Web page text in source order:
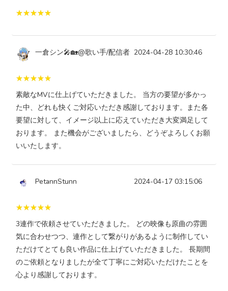
一倉シン🎤🏡@歌い手/配信者 2024-04-28 10:30:46
素敵なMVに仕上げていただきました。 当方の要望が多かっ
た中、どれも快くご対応いただき感謝しております。また各
要望に対して、イメージ以上に応えていただき大変満足して
おります。 また機会がございましたら、どうぞよろしくお願
いいたします。
PetannStunn 2024-04-17 03:15:06
3連作で依頼させていただきました。 どの映像も原曲の雰囲
気に合わせつつ、連作として繋がりがあるように制作してい
ただけてとても良い作品に仕上げていただきました。 長期間
のご依頼となりましたが全て丁寧にご対応いただけたことを
心より感謝しております。